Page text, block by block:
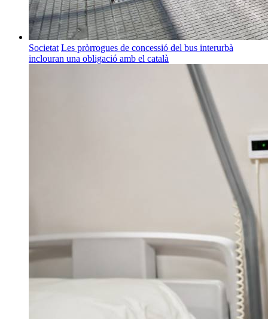
Societat Les pròrrogues de concessió del bus interurbà
inclouran una obligació amb el català